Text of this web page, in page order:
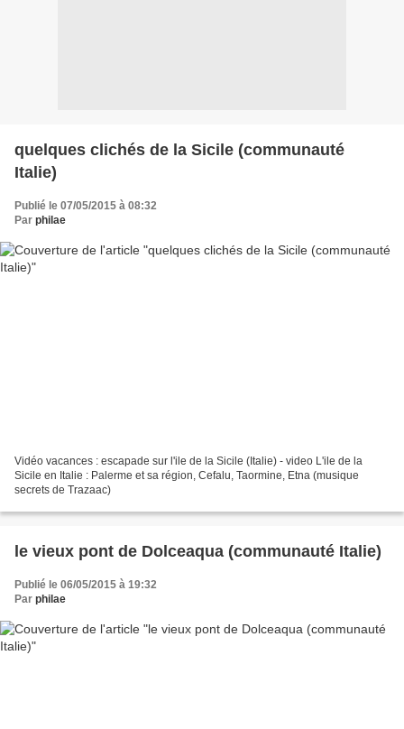
quelques clichés de la Sicile (communauté
Italie)
Publié le 07/05/2015 à 08:32
Par philae
Vidéo vacances : escapade sur l'ile de la Sicile (Italie) - video L'ile de la
Sicile en Italie : Palerme et sa région, Cefalu, Taormine, Etna (musique
secrets de Trazaac)
le vieux pont de Dolceaqua (communauté Italie)
Publié le 06/05/2015 à 19:32
Par philae